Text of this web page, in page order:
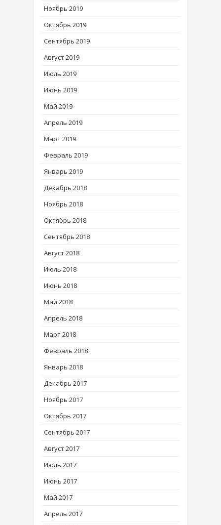
Ноябрь 2019
Октябрь 2019
Сентябрь 2019
Август 2019
Июль 2019
Июнь 2019
Май 2019
Апрель 2019
Март 2019
Февраль 2019
Январь 2019
Декабрь 2018
Ноябрь 2018
Октябрь 2018
Сентябрь 2018
Август 2018
Июль 2018
Июнь 2018
Май 2018
Апрель 2018
Март 2018
Февраль 2018
Январь 2018
Декабрь 2017
Ноябрь 2017
Октябрь 2017
Сентябрь 2017
Август 2017
Июль 2017
Июнь 2017
Май 2017
Апрель 2017